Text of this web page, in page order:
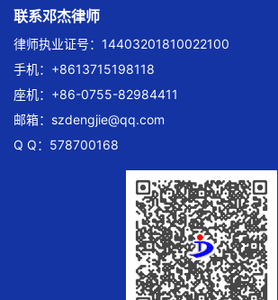
联系邓杰律师
律师执业证号：14403201810022100
手机：+8613715198118
座机：+86-0755-82984411
邮箱： szdengjie@qq.com
Q Q：578700168